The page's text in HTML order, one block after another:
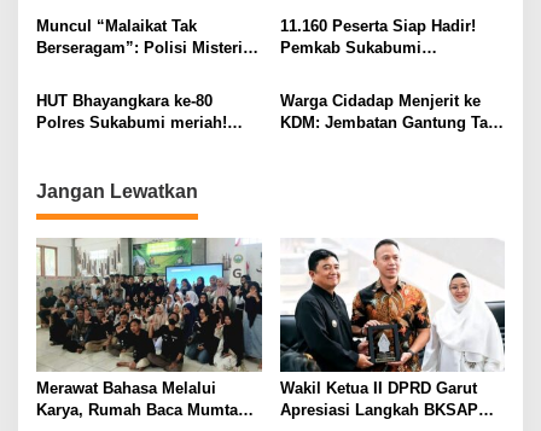
Lestarikan Budaya
Pemerintah Dukung Tradisi
Adat Jadi Daya Tarik Wisata
Dinas PU Sukabumi.
Muncul “Malaikat Tak
Berseragam”: Polisi Misterius
Cibodas Hingga Ruang VIP
11.160 Peserta Siap Hadir!
Pemkab Sukabumi
Akbar & Gerakan Wakaf 1 Juta
Al-Qur’an
HUT Bhayangkara ke-80
Polres Sukabumi meriah!
Warga Cidadap Menjerit ke
KDM: Jembatan Gantung Tak
Jangan Lewatkan
Merawat Bahasa Melalui
Karya, Rumah Baca Mumtaz
Wakil Ketua II DPRD Garut
Apresiasi Langkah BKSAP